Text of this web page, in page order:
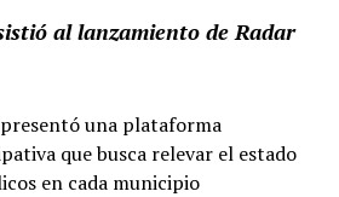
al lanzamiento de Radar
presentó una plataforma
que busca relevar el estado
en cada municipio